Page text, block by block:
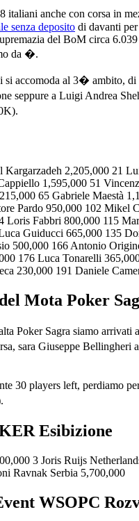
anche con corsa in
senza deposito di davanti
del BoM circa
da �.
accomoda al 3� ambito,
seppure a Luigi Andrea
2,205,000 21
1,595,000 51
65 Gabriele Maestà
Pardo 950,000 102
Fabbri 800,000 115
Guiducci 665,000 135
500,000 166 Antonio
176 Luca Tonarelli
230,000 191 Daniele
Mota Poker
Poker Sagra siamo
sara Giuseppe
30 players left,
Esibizione
3 Joris Ruijs
Ravnak Serbia 5,700,000
WSOPC